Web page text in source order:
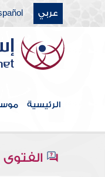
عربي
الرئيسية
الفتوى